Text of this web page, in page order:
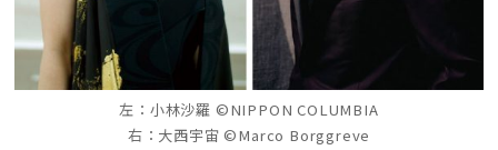
左：小林沙羅 ©NIPPON COLUMBIA
右：大西宇宙 ©Marco Borggreve